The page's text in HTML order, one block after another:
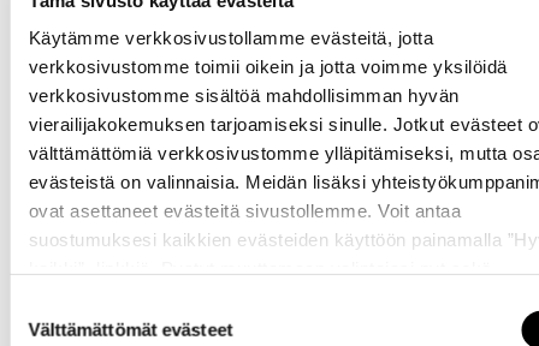
Käytämme verkkosivustollamme evästeitä, jotta
verkkosivustomme toimii oikein ja jotta voimme yksilöidä
verkkosivustomme sisältöä mahdollisimman hyvän
vierailijakokemuksen tarjoamiseksi sinulle. Jotkut evästeet
välttämättömiä verkkosivustomme ylläpitämiseksi, mutta
evästeistä on valinnaisia. Meidän lisäksi
ovat asettaneet evästeitä sivustollemme. Voit antaa
suostumuksesi kaikkien evästeiden käyttöön painamalla
valinta
Välttämättömät evästeet
Tarvitsetko